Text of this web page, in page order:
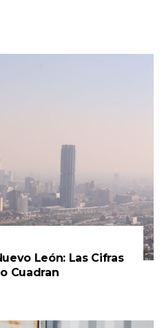
León: Las Cifras
Cuadran